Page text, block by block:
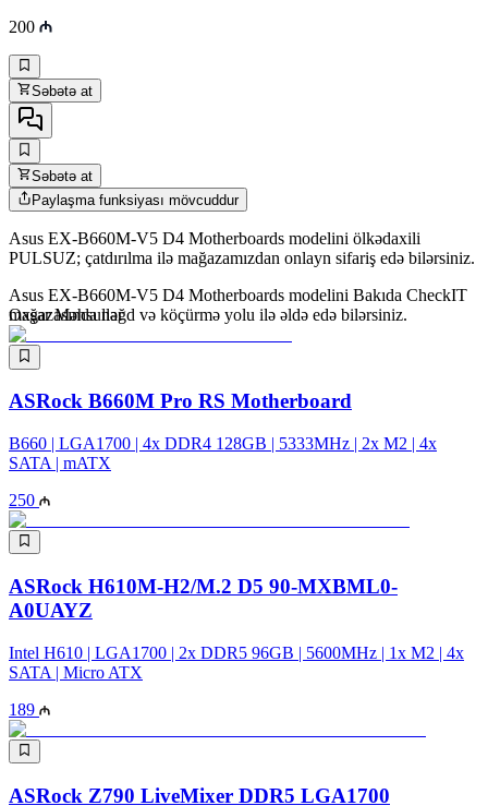
200
Səbətə at
Səbətə at
Paylaşma funksiyası mövcuddur
Asus EX-B660M-V5 D4 Motherboards modelini ölkədaxili
PULSUZ; çatdırılma ilə mağazamızdan onlayn sifariş edə bilərsiniz.
Asus EX-B660M-V5 D4 Motherboards modelini Bakıda CheckIT
mağazasında nəğd və köçürmə yolu ilə əldə edə bilərsiniz.
Oxşar Məhsullar
ASRock B660M Pro RS Motherboard
B660 | LGA1700 | 4x DDR4 128GB | 5333MHz | 2x M2 | 4x
SATA | mATX
250
ASRock H610M-H2/M.2 D5 90-MXBML0-
A0UAYZ
Intel H610 | LGA1700 | 2x DDR5 96GB | 5600MHz | 1x M2 | 4x
SATA | Micro ATX
189
ASRock Z790 LiveMixer DDR5 LGA1700